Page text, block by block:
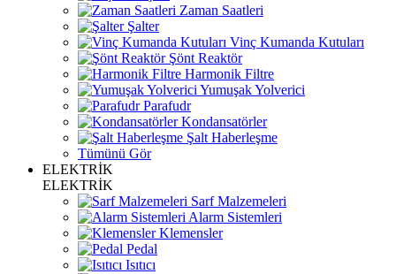
Zaman Saatleri
Şalter
Vinç Kumanda Kutuları
Şönt Reaktör
Harmonik Filtre
Yumuşak Yolverici
Parafudr
Kondansatörler
Şalt Haberleşme
Tümünü Gör
ELEKTRİK
ELEKTRİK
Sarf Malzemeleri
Alarm Sistemleri
Klemensler
Pedal
Isıtıcı